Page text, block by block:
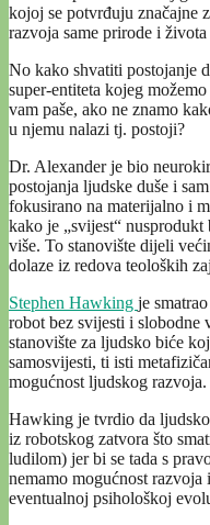
kojoj se potvrđuju značajne
razvoja same prirode i
No kako shvatiti postojanje
super-entiteta kojeg
vam paše, ako ne znamo
u njemu nalazi tj. postoji?
Dr. Alexander je bio
postojanja ljudske duše i
fokusirano na materijalno i
kako je „svijest“ nusprodukt
više. To stanovište dijeli
dolaze iz redova teoloških
Stephen Hawking je
robot bez svijesti i slobodne
stanovište za ljudsko biće
samosvijesti, ti isti
mogućnost ljudskog razvoja.
Hawking je tvrdio da ljudsko
iz robotskog zatvora što
ludilom) jer bi se tada s
nemamo mogućnost
eventualnoj psihološkoj